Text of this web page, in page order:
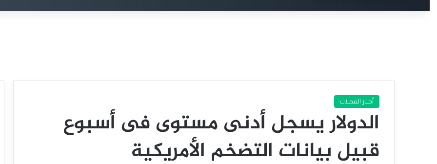
عن
أخبار العملات
الدولار يسجل أدنى مستوى فى أسبوع
قبيل بيانات التضخم الأمريكية